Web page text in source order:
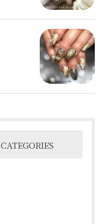
CATEGORIES